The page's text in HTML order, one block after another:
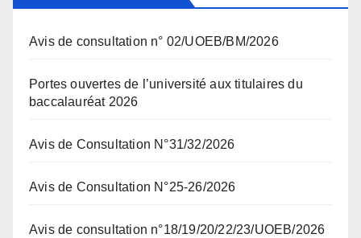
Avis de consultation n° 02/UOEB/BM/2026
Portes ouvertes de l’université aux titulaires du
baccalauréat 2026
Avis de Consultation N°31/32/2026
Avis de Consultation N°25-26/2026
Avis de consultation n°18/19/20/22/23/UOEB/2026